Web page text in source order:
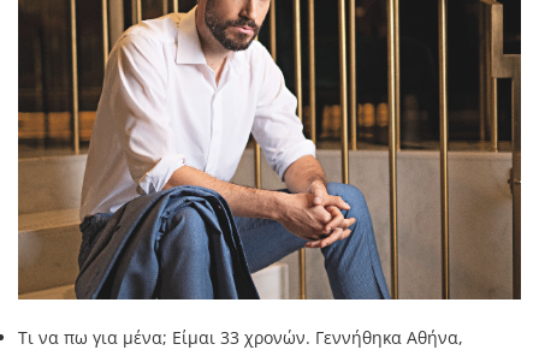
Τι να πω για μένα; Είμαι 33 χρονών. Γεννήθηκα Αθήνα,